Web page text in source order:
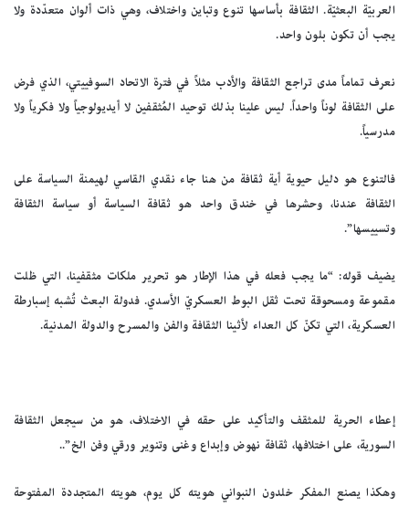
العربيّة البعثيّة. الثقافة بأساسها تنوع وتباين واختلاف، وهي ذات ألوان متعدّدة ولا
يجب أن تكون بلون واحد.
نعرف تماماً مدى تراجع الثقافة والأدب مثلاً في فترة الاتحاد السوفييتي، الذي فرض
على الثقافة لوناً واحداً. ليس علينا بذلك توحيد المُثقفين لا أيديولوجياً ولا فكرياً ولا
مدرسياً.
فالتنوع هو دليل حيوية أية ثقافة من هنا جاء نقدي القاسي لهيمنة السياسة على
الثقافة عندنا، وحشرها في خندق واحد هو ثقافة السياسة أو سياسة الثقافة
وتسييسها”.
يضيف قوله: “ما يجب فعله في هذا الإطار هو تحرير ملكات مثقفينا، التي ظلت
مقموعة ومسحوقة تحت ثقل البوط العسكريّ الأسدي. فدولة البعث تُشبه إسبارطة
العسكرية، التي تكنّ كل العداء لأثينا الثقافة والفن والمسرح والدولة المدنية.
إعطاء الحرية للمثقف والتأكيد على حقه في الاختلاف، هو من سيجعل الثقافة
السورية، على اختلافها، ثقافة نهوض وإبداع وغنى وتنوير ورقي وفن الخ”..
وهكذا يصنع المفكر خلدون النبواني هويته كل يوم، هويته المتجددة المفتوحة